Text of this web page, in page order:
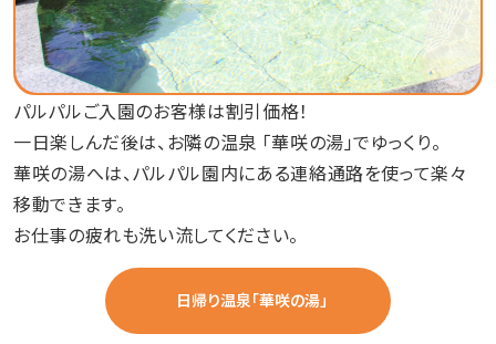
パルパルご入園のお客様は割引価格！
一日楽しんだ後は、お隣の温泉 「華咲の湯」でゆっくり。
華咲の湯へは、パルパル園内にある連絡通路を使って楽々
移動できます。
お仕事の疲れも洗い流してください。
日帰り温泉「華咲の湯」